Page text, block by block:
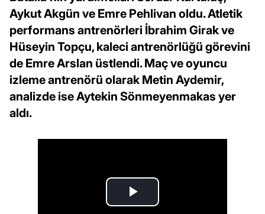
Aykut Akgün ve Emre Pehlivan oldu. Atletik
performans antrenörleri İbrahim Girak ve
Hüseyin Topçu, kaleci antrenörlüğü görevini
de Emre Arslan üstlendi. Maç ve oyuncu
izleme antrenörü olarak Metin Aydemir,
analizde ise Aytekin Sönmeyenmakas yer
aldı.